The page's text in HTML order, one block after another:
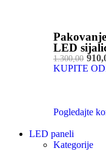
LED
1.300,00
KUPITE
Pogledajte
LED paneli
Kategorije